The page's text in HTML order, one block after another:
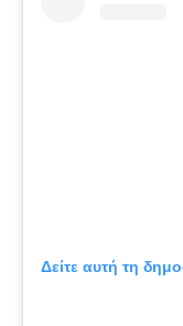
Δείτε αυτή τη